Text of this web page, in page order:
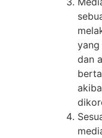
yang
dan